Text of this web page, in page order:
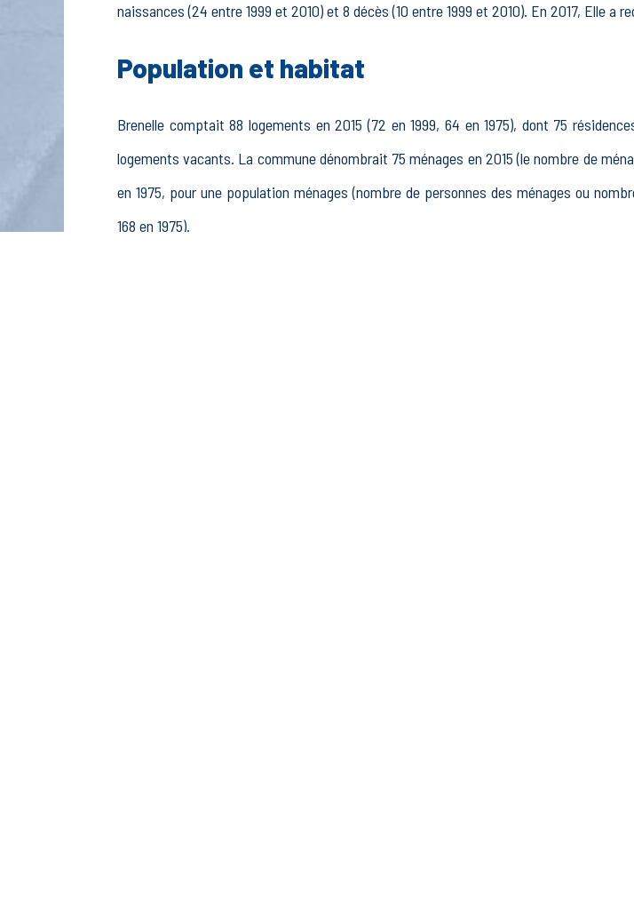
naissances (24 entre 1999 et 2010) et 8 décès (10 entre 1999 et 2010). En 2017, Elle a
Population et habitat
Brenelle comptait 88 logements en 2015 (72 en 1999, 64 en 1975), dont 75
logements vacants. La commune dénombrait 75 ménages en 2015 (le nombre de
en 1975, pour une population ménages (nombre de personnes des ménages ou
168 en 1975).